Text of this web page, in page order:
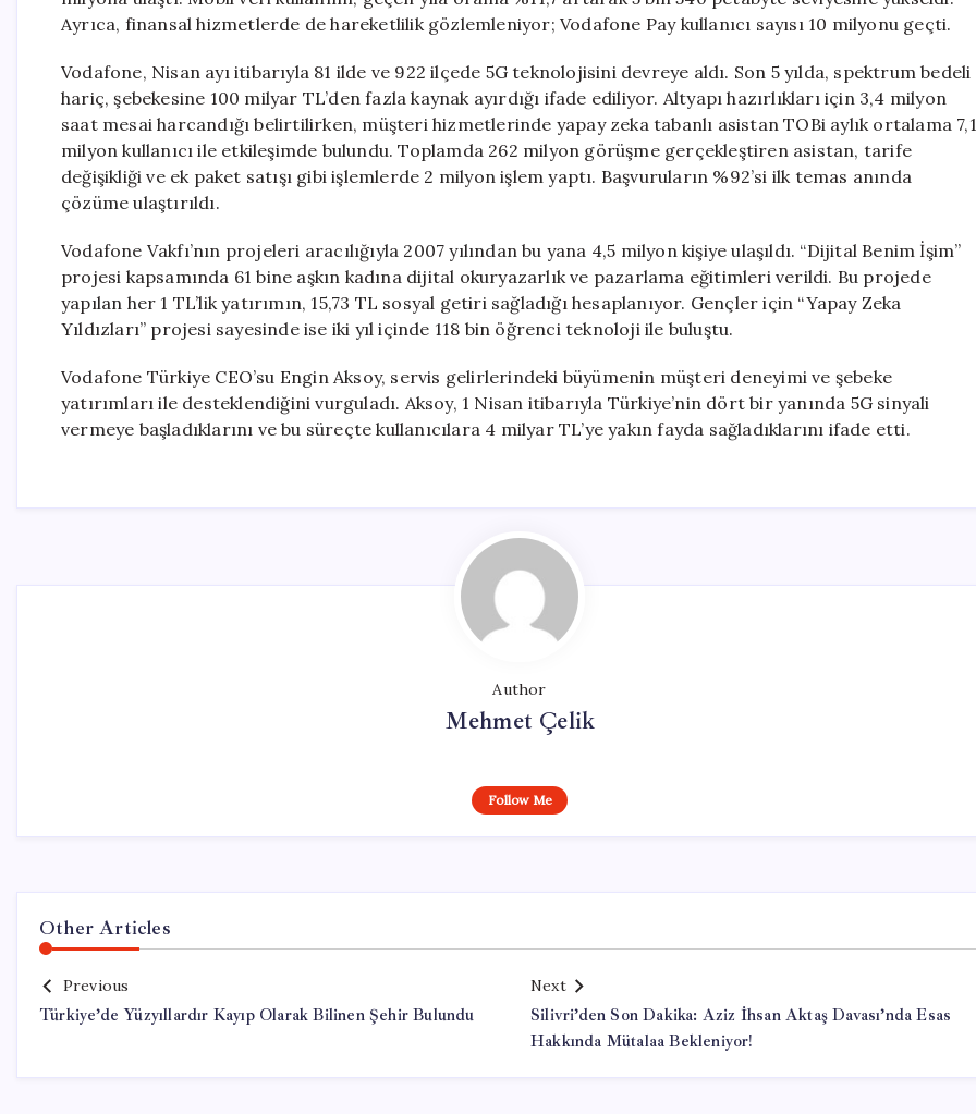
Ayrıca, finansal hizmetlerde de hareketlilik gözlemleniyor; Vodafone Pay kullanıcı sayısı 10 milyonu geçti.
Vodafone, Nisan ayı itibarıyla 81 ilde ve 922 ilçede 5G teknolojisini devreye aldı. Son 5 yılda, spektrum bedeli
hariç, şebekesine 100 milyar TL’den fazla kaynak ayırdığı ifade ediliyor. Altyapı hazırlıkları için 3,4 milyon
saat mesai harcandığı belirtilirken, müşteri hizmetlerinde yapay zeka tabanlı asistan TOBi aylık ortalama 7,1
milyon kullanıcı ile etkileşimde bulundu. Toplamda 262 milyon görüşme gerçekleştiren asistan, tarife
değişikliği ve ek paket satışı gibi işlemlerde 2 milyon işlem yaptı. Başvuruların %92’si ilk temas anında
çözüme ulaştırıldı.
Vodafone Vakfı’nın projeleri aracılığıyla 2007 yılından bu yana 4,5 milyon kişiye ulaşıldı. “Dijital Benim İşim”
projesi kapsamında 61 bine aşkın kadına dijital okuryazarlık ve pazarlama eğitimleri verildi. Bu projede
yapılan her 1 TL’lik yatırımın, 15,73 TL sosyal getiri sağladığı hesaplanıyor. Gençler için “Yapay Zeka
Yıldızları” projesi sayesinde ise iki yıl içinde 118 bin öğrenci teknoloji ile buluştu.
Vodafone Türkiye CEO’su Engin Aksoy, servis gelirlerindeki büyümenin müşteri deneyimi ve şebeke
yatırımları ile desteklendiğini vurguladı. Aksoy, 1 Nisan itibarıyla Türkiye’nin dört bir yanında 5G sinyali
vermeye başladıklarını ve bu süreçte kullanıcılara 4 milyar TL’ye yakın fayda sağladıklarını ifade etti.
Author
Mehmet Çelik
Follow Me
Other Articles
Previous
Türkiye’de Yüzyıllardır Kayıp Olarak Bilinen Şehir Bulundu
Next
Silivri’den Son Dakika: Aziz İhsan Aktaş Davası’nda Esas
Hakkında Mütalaa Bekleniyor!